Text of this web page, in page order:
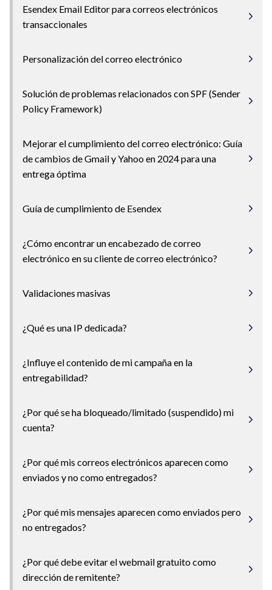
Esendex Email Editor para correos electrónicos
transaccionales
Personalización del correo electrónico
Solución de problemas relacionados con SPF (Sender
Policy Framework)
Mejorar el cumplimiento del correo electrónico: Guía
de cambios de Gmail y Yahoo en 2024 para una
entrega óptima
Guía de cumplimiento de Esendex
¿Cómo encontrar un encabezado de correo
electrónico en su cliente de correo electrónico?
Validaciones masivas
¿Qué es una IP dedicada?
¿Influye el contenido de mi campaña en la
entregabilidad?
¿Por qué se ha bloqueado/limitado (suspendido) mi
cuenta?
¿Por qué mis correos electrónicos aparecen como
enviados y no como entregados?
¿Por qué mis mensajes aparecen como enviados pero
no entregados?
¿Por qué debe evitar el webmail gratuito como
dirección de remitente?